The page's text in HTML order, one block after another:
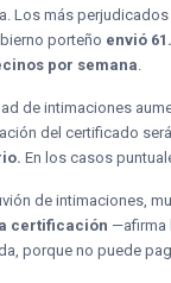
Los más
porteño envió
por semana.
de intimaciones
del certificado
En los casos
de intimaciones,
certificación —afirma
porque no puede